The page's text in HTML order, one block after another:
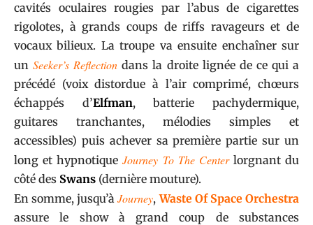
cavités oculaires rougies par l’abus de cigarettes
rigolotes, à grands coups de riffs ravageurs et de
vocaux bilieux. La troupe va ensuite enchaîner sur
unSeeker’s Reflection dans la droite lignée de ce qui a
précédé (voix distordue à l’air comprimé, chœurs
échappés d’Elfman, batterie pachydermique,
guitares tranchantes, mélodies simples et
accessibles) puis achever sa première partie sur un
long et hypnotiqueJourney To The Centerlorgnant du
côté des Swans (dernière mouture).
En somme, jusqu’àJourney,Waste Of Space Orchestra
assure le show à grand coup de substances